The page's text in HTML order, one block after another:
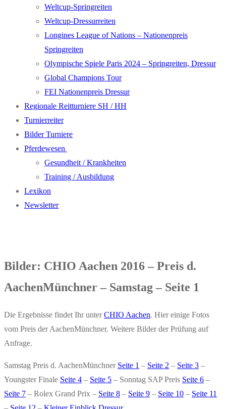
Weltcup-Springreiten
Weltcup-Dressurreiten
Longines League of Nations – Nationenpreis
Springreiten
Olympische Spiele Paris 2024 – Springreiten, Dressur
Global Champions Tour
FEI Nationenpreis Dressur
Regionale Reitturniere SH / HH
Turnierreiter
Bilder Turniere
Pferdewesen
Gesundheit / Krankheiten
Training / Ausbildung
Lexikon
Newsletter
Bilder: CHIO Aachen 2016 – Preis d.
AachenMünchner – Samstag – Seite 1
Die Ergebnisse findet Ihr unterCHIO Aachen. Hier einige Fotos
vom Preis der AachenMünchner. Weitere Bilder der Prüfung auf
Anfrage.
Samstag Preis d. AachenMünchner Seite 1 – Seite 2 – Seite 3 –
Youngster Finale Seite 4 – Seite 5 – Sonntag SAP Preis Seite 6 –
Seite 7 – Rolex Grand Prix – Seite 8 – Seite 9 – Seite 10 – Seite 11